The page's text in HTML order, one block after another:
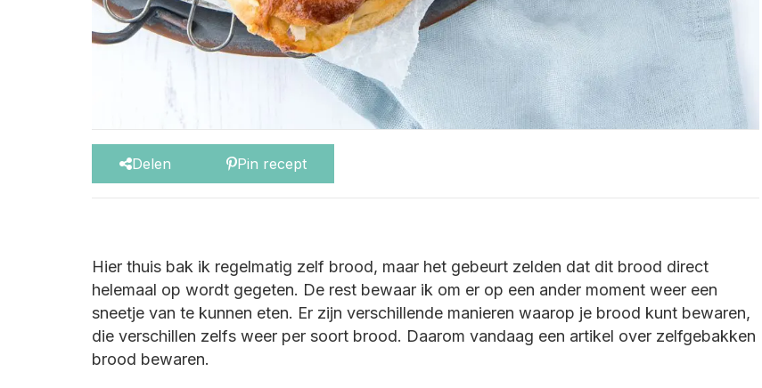
Delen Pin recept
Hier thuis bak ik regelmatig zelf brood, maar het gebeurt zelden dat dit brood direct
helemaal op wordt gegeten. De rest bewaar ik om er op een ander moment weer een
sneetje van te kunnen eten. Er zijn verschillende manieren waarop je brood kunt bewaren,
die verschillen zelfs weer per soort brood. Daarom vandaag een artikel over zelfgebakken
brood bewaren.